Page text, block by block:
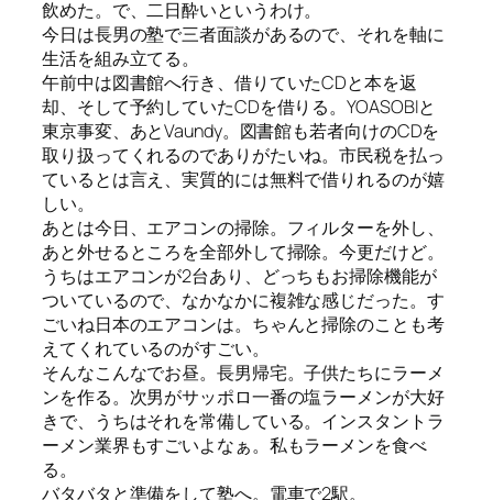
飲めた。で、二日酔いというわけ。
今日は長男の塾で三者面談があるので、それを軸に
生活を組み立てる。
午前中は図書館へ行き、借りていたCDと本を返
却、そして予約していたCDを借りる。YOASOBIと
東京事変、あとVaundy。図書館も若者向けのCDを
取り扱ってくれるのでありがたいね。市民税を払っ
ているとは言え、実質的には無料で借りれるのが嬉
しい。
あとは今日、エアコンの掃除。フィルターを外し、
あと外せるところを全部外して掃除。今更だけど。
うちはエアコンが2台あり、どっちもお掃除機能が
ついているので、なかなかに複雑な感じだった。す
ごいね日本のエアコンは。ちゃんと掃除のことも考
えてくれているのがすごい。
そんなこんなでお昼。長男帰宅。子供たちにラーメ
ンを作る。次男がサッポロ一番の塩ラーメンが大好
きで、うちはそれを常備している。インスタントラ
ーメン業界もすごいよなぁ。私もラーメンを食べ
る。
バタバタと準備をして塾へ。電車で2駅。